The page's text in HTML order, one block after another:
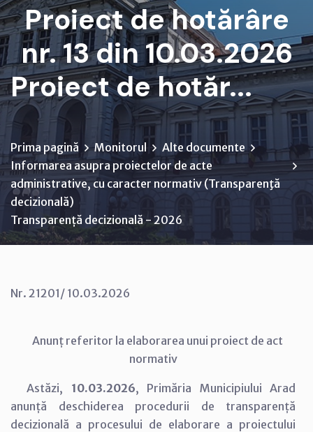
Proiect de hotărâre
nr. 13 din 10.03.2026
Proiect de hotăr...
Prima pagină Monitorul
Alte documente
Informarea asupra proiectelor de acte
administrative, cu caracter normativ (Transparenţă
decizională)
Transparență decizională - 2026
Nr. 21201/ 10.03.2026
Anunț referitor la elaborarea unui proiect de act
normativ
Astăzi, 10.03.2026, Primăria Municipiului Arad
anunță deschiderea procedurii de transparență
decizională a procesului de elaborare a proiectului